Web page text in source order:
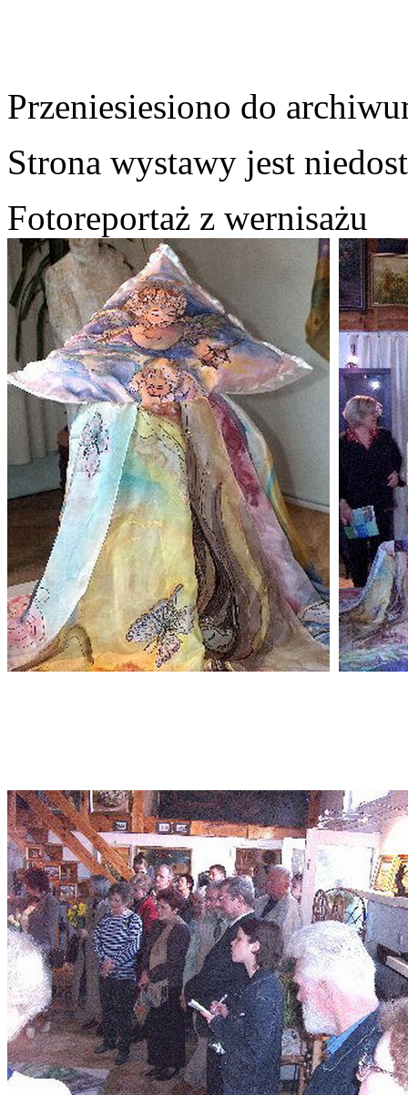
Przeniesiesiono do
Strona wystawy jest
Fotoreportaż z wernisażu